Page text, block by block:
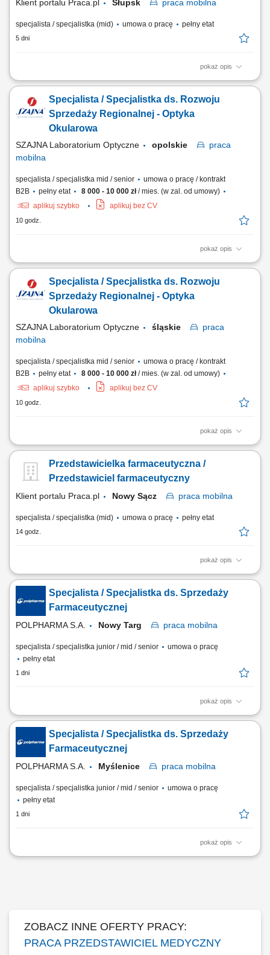
Klient portalu Praca.pl Słupsk praca mobilna
specjalista / specjalistka (mid) umowa o pracę pełny etat
5 dni
pokaż opis
Osiąganie celów sprzedażowych na rynku aptecznym. Rozwijanie
produktów farmaceutycznych. Edukowanie personelu aptecznego w
zakresie oferty produktowej. Dbanie o widoczność i ekspozycję
produktów. Analiza rynku i...
Specjalista / Specjalistka ds. Rozwoju
Sprzedaży Regionalnej - Optyka
Okularowa
SZAJNA Laboratorium Optyczne opolskie
praca
mobilna
specjalista / specjalistka mid / senior
umowa o pracę / kontrakt
B2B
pełny etat 8 000 - 10 000 zł/ mies. (w zal. od umowy)
aplikuj szybko
aplikuj bez CV
10 godz.
pokaż opis
Opis stanowiska Kompleksowa opieka nad obecną siecią partnerów
punktów handlowych. Dbanie o stałą realizację planów sprzedażowych
w oparciu o zatwierdzony budżet roczny. Wdrażanie lokalnych strategii
rynkowych zmierzających...
Specjalista / Specjalistka ds. Rozwoju
Sprzedaży Regionalnej - Optyka
Okularowa
SZAJNA Laboratorium Optyczne śląskie
praca
mobilna
specjalista / specjalistka mid / senior
umowa o pracę / kontrakt
B2B
pełny etat 8 000 - 10 000 zł/ mies. (w zal. od umowy)
aplikuj szybko
aplikuj bez CV
10 godz.
pokaż opis
Opis stanowiska Kompleksowa opieka nad obecną siecią partnerów
punktów handlowych. Dbanie o stałą realizację planów sprzedażowych
w oparciu o zatwierdzony budżet roczny. Wdrażanie lokalnych strategii
Przedstawicielka farmaceutyczna /
Przedstawiciel farmaceutyczny
Klient portalu Praca.pl Nowy Sącz praca mobilna
specjalista / specjalistka (mid) umowa o pracę pełny etat
14 godz.
pokaż opis
Aktywne realizowanie wyznaczonych celów handlowych w aptekach
niezależnych oraz lokalnych sieciach farmaceutycznych. Kształtowanie
profesjonalnego i pozytywnego wizerunku marki oraz portfolio
produktowego na podległym terenie. Nawiązywanie oraz długofalowe
rozwijanie partnerskich i biznesowych...
Specjalista / Specjalistka ds. Sprzedaży
Farmaceutycznej
POLPHARMA S.A. Nowy Targ praca mobilna
specjalista / specjalistka junior / mid / senior
umowa o pracę
pełny etat
1 dni
pokaż opis
Zakres obowiązków: Promowanie produktów z portfolio firmy w
środowisku medycznym. Budowanie i utrzymywanie długofalowych
relacji z lekarzami na powierzonym terenie. Reprezentowanie
organizacji podczas spotkań branżowych, konferencji i wydarzeń
naukowych. Realizacja założonych celów...
Specjalista / Specjalistka ds. Sprzedaży
Farmaceutycznej
POLPHARMA S.A. Myślenice praca mobilna
specjalista / specjalistka junior / mid / senior
umowa o pracę
pełny etat
1 dni
pokaż opis
Zakres obowiązków: Promowanie produktów z portfolio firmy w
ZOBACZ INNE OFERTY PRACY:
PRACA PRZEDSTAWICIEL MEDYCZNY